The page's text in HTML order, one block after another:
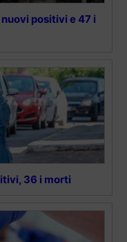
positivi e 47 i
36 i morti